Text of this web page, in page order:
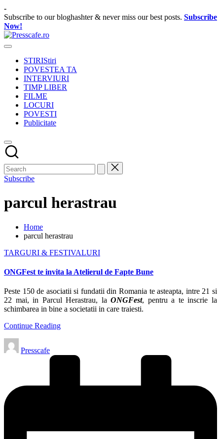
Skip
to
content
-
Subscribe to our bloghashter & never miss our best posts. Subscribe
Now!
Presscafe.ro
Cafeneau
urbaneSTIRIStiri
POVESTEA TA
INTERVIURI
TIMP LIBER
FILME
LOCURI
POVESTI
Publicitate
Subscribe
parcul herastrau
Home
parcul herastrau
Posted
TARGURI & FESTIVALURI
ONGFest te invita la Atelierul de Fapte Bune
Peste 150 de asociatii si fundatii din Romania te asteapta, intre 21 si
22 mai, in Parcul Herastrau, laONGFest, pentru a te inscrie la
schimbarea in bine a societatii in care traiesti.
Continue Reading
Posted
by
Presscafe